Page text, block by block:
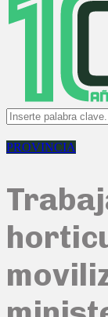
Search
for:
PROVINCIA